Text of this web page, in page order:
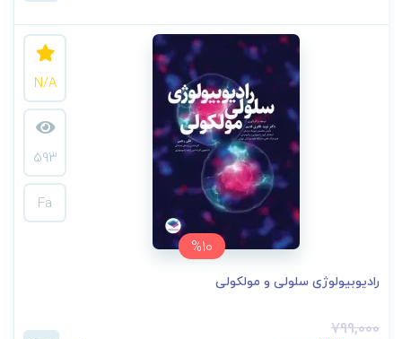
%10
N/A
593
Fa
رادیوبیولوژی سلولی و مولکولی
799,000